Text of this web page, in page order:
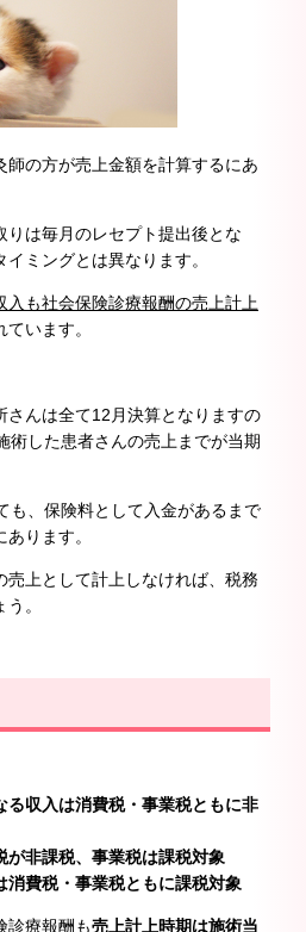
師の方が売上金額を計算するにあ
りは毎月のレセプト提出後とな
ミングとは異なります。
入も社会保険診療報酬の売上計上
ています。
さんは全て12月決算となりますの
術した患者さんの売上までが当期
も、保険料として入金があるまで
ります。
売上として計上しなければ、税務
。
る収入は消費税・事業税ともに非
が非課税、事業税は課税対象
消費税・事業税ともに課税対象
診療報酬も売上計上時期は施術当